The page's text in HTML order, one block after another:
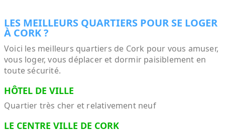
LES MEILLEURS QUARTIERS POUR SE LOGER
À CORK ?
Voici les meilleurs quartiers de Cork pour vous amuser,
vous loger, vous déplacer et dormir paisiblement en
toute sécurité.
HÔTEL DE VILLE
Quartier très cher et relativement neuf
LE CENTRE VILLE DE CORK